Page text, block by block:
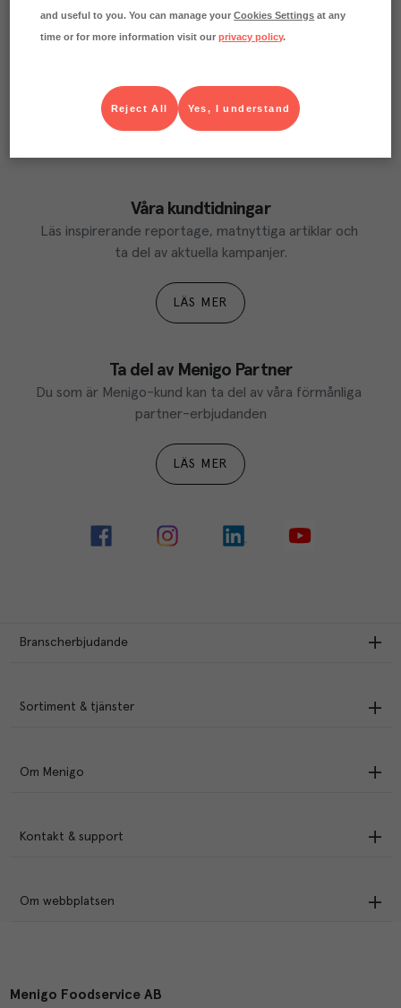
Våra kundtidningar
Läs inspirerande reportage, matnyttiga artiklar och
ta del av aktuella kampanjer.
LÄS MER
Ta del av Menigo Partner
Du som är Menigo-kund kan ta del av våra förmånliga
partner-erbjudanden
LÄS MER
Branscherbjudande
Sortiment & tjänster
Om Menigo
Kontakt & support
Om webbplatsen
Menigo Foodservice AB
and useful to you. You can manage yourCookies Settings at any
time or for more information visit ourprivacy policy.
Yes, I understand
Reject All